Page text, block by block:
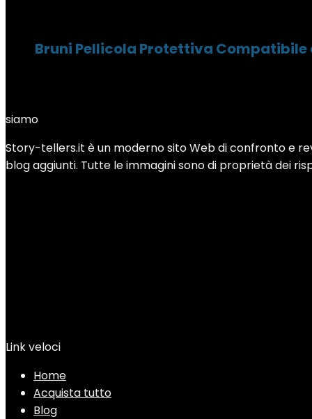
Bruni Pellicola Protettiva Compatibile
siamo
Story-tellers.it è un moderno sito Web di confronto e
blog aggiunti. Tutte le immagini sono di proprietà dei
Link veloci
Home
Acquista tutto
Blog